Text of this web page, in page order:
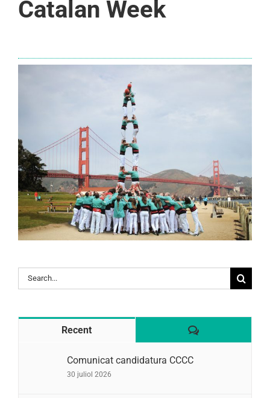
Catalan Week
Search
for:
Recent Comentaris
Comunicat candidatura CCCC
30 juliol 2026